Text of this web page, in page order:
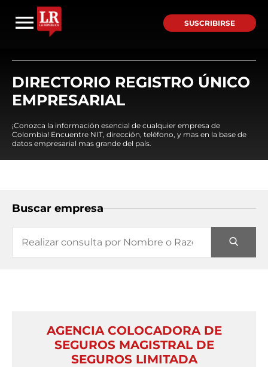
SUSCRIBIRSE
DIRECTORIO REGISTRO ÚNICO
EMPRESARIAL
¡Conozca la información esencial de cualquier empresa de
Colombia! Encuentre NIT, dirección, teléfono, y mas en la base de
datos empresarial mas grande del país.
Buscar empresa
AGENCIA COLOCADORA DE
SEGUROS MAGISTRAL DE
SEGUROS LIMITADA